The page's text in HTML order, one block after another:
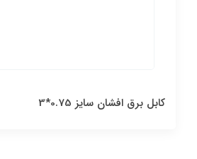
کابل برق افشان سایز 0.75*3